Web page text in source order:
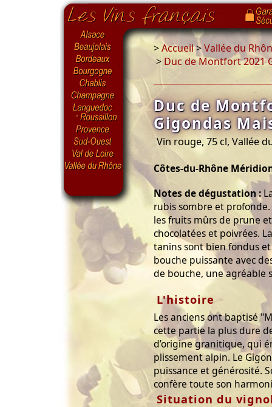
>Accueil>Vallée du
> Duc de Montfort 2021
Duc de
Gigondas
Vin rouge, 75 cl, Vallée
Côtes-du-Rhône
Notes de dégustation :
rubis sombre et
les fruits mûrs de prune
chocolatées et poivrées.
tanins sont bien fondus
bouche puissante avec
de bouche, une agréable
L'histoire
Les anciens ont baptisé
cette partie la plus dure
d’origine granitique, qui
plissement alpin. Le
puissance et générosité.
confère toute son
Situation du